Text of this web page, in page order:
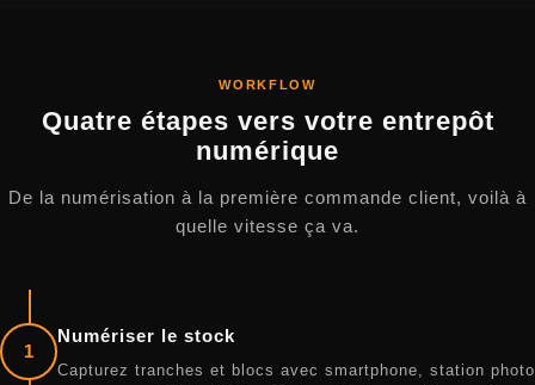
WORKFLOW
Quatre étapes vers votre entrepôt
numérique
De la numérisation à la première commande client, voilà à
quelle vitesse ça va.
1
Numériser le stock
Capturez tranches et blocs avec smartphone, station photo